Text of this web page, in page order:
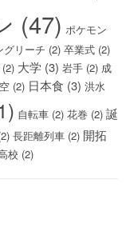
(47) ポケモン
グリーチ (2) 卒業式 (2)
(2) 大学 (3) 岩手 (2) 成
(2) 日本食 (3) 洪水
自転車 (2) 花巻 (2) 誕
長距離列車 (2) 開拓
校 (2)